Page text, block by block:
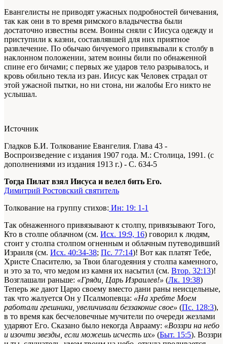
Евангелисты не приводят ужасных подробностей бичевания,
так как они в то время римского владычества были
достаточно известны всем. Воины сняли с Иисуса одежду и
приступили к казни, составлявшей для них приятное
развлечение. По обычаю бичуемого привязывали к столбу в
наклонном положении, затем воины били по обнаженной
спине его бичами; с первых же ударов тело разрывалось, и
кровь обильно текла из ран. Иисус как Человек страдал от
этой ужасной пытки, но ни стона, ни жалобы Его никто не
услышал.
Источник
Гладков Б.И. Толкование Евангелия. Глава 43 -
Воспроизведение с издания 1907 года. М.: Столица, 1991. (с
дополнениями из издания 1913 г.) - С. 634-5
Тогда Пилат взял Иисуса и велел бить Его.
Димитрий Ростовский святитель
Толкование на группу стихов: Ин: 19: 1-1
Так обнаженного привязывают к столпу, привязывают Того,
Кто в столпе облачном (см. Исх. 19:9, 16) говорил к людям,
стоит у столпа столпом огненным и облачным путеводивший
Израиля (см. Исх. 40:34-38; Пс. 77:14)! Вот как платят Тебе,
Христе Спасителю, за Твои благодеяния у столпа каменного,
и это за то, что медом из камня их насытил (см. Втор. 32:13)!
Возглашали раньше: «Гряди, Царь Израилев!» (Лк. 19:38)
Теперь же дают Царю своему вместо дани раны неисцельные,
так что жалуется Он у Псалмопевца: «На хребте Моем
работали грешники, увеличивали беззаконие свое» (Пс. 128:3),
в то время как бесчеловечные мучители по очереди жезлами
ударяют Его. Сказано было некогда Аврааму: «Воззри на небо
и изочти звезды, если можешь исчесть их» (Быт. 15:5). Воззри